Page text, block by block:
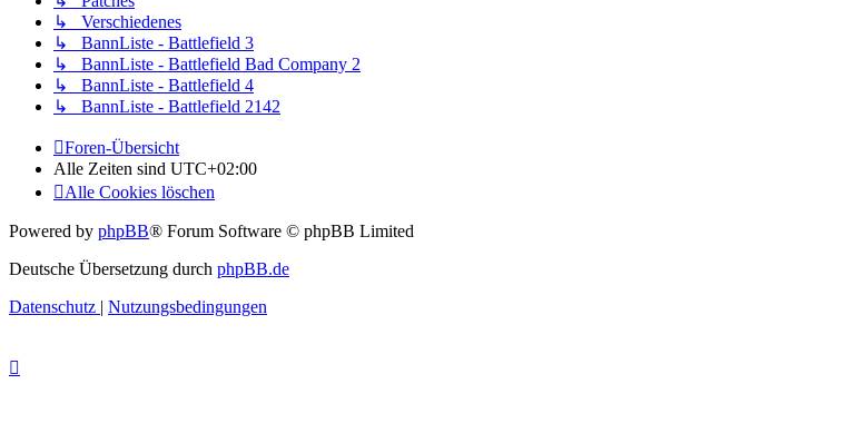
↳ Verschiedenes
↳ BannListe - Battlefield 3
↳ BannListe - Battlefield Bad Company 2
↳ BannListe - Battlefield 4
↳ BannListe - Battlefield 2142
Foren-Übersicht
Alle Zeiten sind UTC+02:00
Alle Cookies löschen
Powered by phpBB® Forum Software © phpBB Limited
Deutsche Übersetzung durch phpBB.de
Datenschutz | Nutzungsbedingungen